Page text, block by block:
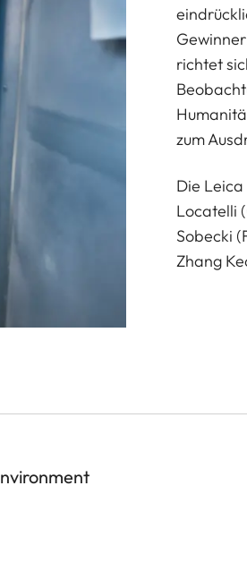
richtet
zum
Die
Locatelli
Sobecki
Zhang